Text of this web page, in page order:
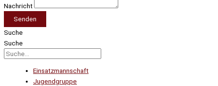
Nachricht
Senden
Suche
Suche
Einsatzmannschaft
Jugendgruppe